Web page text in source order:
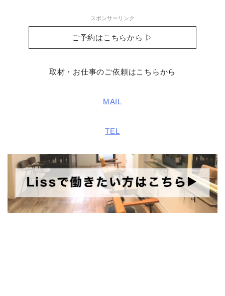
スポンサーリンク
ご予約はこちらから ▷
取材・お仕事のご依頼はこちらから
MAIL
TEL